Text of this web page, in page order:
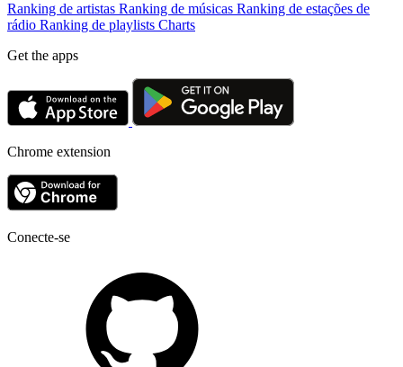
Ranking de artistas Ranking de músicas Ranking de estações de
rádio Ranking de playlists Charts
Get the apps
Chrome extension
Conecte-se